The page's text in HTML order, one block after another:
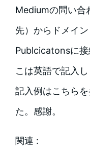
Mediumの問い合
先）からドメイ
Publcicatonsに接
こは英語で記入し
記入例はこちら
た。感謝。
関連 :